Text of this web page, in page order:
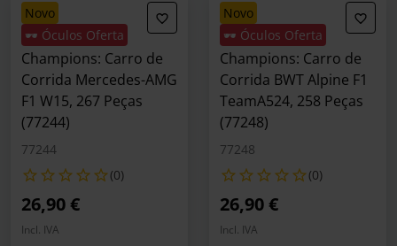
novo
🕶️ Óculos Oferta
LEGO Speed
Champions: Carro de
Corrida Mercedes-AMG
F1 W15, 267 Peças
(77244)
77244
(0)
26,90 €
Incl. IVA
novo
🕶️ Óculos Oferta
LEGO Speed
Champions: Carro de
Corrida BWT Alpine F1
TeamA524, 258 Peças
(77248)
77248
(0)
26,90 €
Incl. IVA